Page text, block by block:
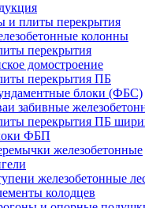
и плиты перекрытия
колонны
перекрытия
домостроение
перекрытия ПБ
блоки (ФБС)
забивные
перекрытия ПБ
ФБП
железобетонные
железобетонные
колодцев